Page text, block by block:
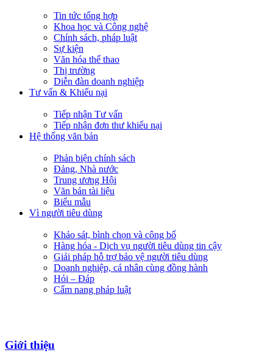
Tin tức tổng hợp
Khoa học và Công nghệ
Chính sách, pháp luật
Sự kiện
Văn hóa thể thao
Thị trường
Diễn đàn doanh nghiệp
Tư vấn & Khiếu nại
Tiếp nhận Tư vấn
Tiếp nhận đơn thư khiếu nại
Hệ thống văn bản
Phản biện chính sách
Đảng, Nhà nước
Trung ương Hội
Văn bản tài liệu
Biểu mẫu
Vì người tiêu dùng
Khảo sát, bình chọn và công bố
Hàng hóa - Dịch vụ người tiêu dùng tin cậy
Giải pháp hỗ trợ bảo vệ người tiêu dùng
Doanh nghiệp, cá nhân cùng đồng hành
Hỏi – Đáp
Cẩm nang pháp luật
Giới thiệu